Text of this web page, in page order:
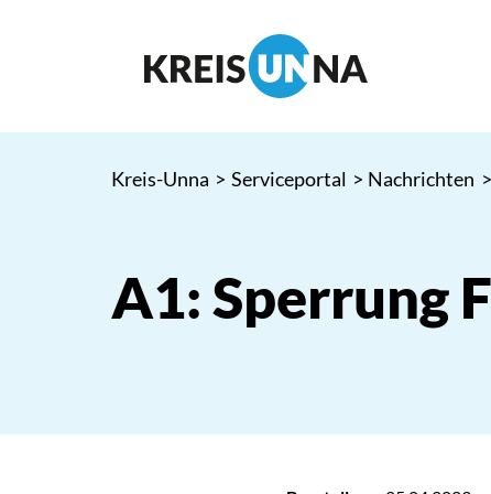
Kreis-Unna > Serviceportal > Nachrichten
A1: Sperrung